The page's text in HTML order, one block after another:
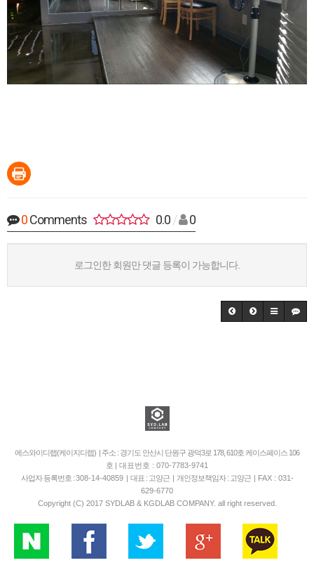
0Comments 0.0/ 0
로그인한 회원만 댓글 등록이 가능합니다.
에스와이디랩(케이지디랩) | 주소 : 경기도 안산시 단원구 광덕3로 178, 610호 케이스페이스 106
호 | 대표번호 : 070-7783-9741
사업자 등록번호 :308-14-40859| 대표 : 고양근 | 개인정보책임자 : 고양근 |
FAX : 031-
629-6770
Copyright (C) 2017 SYDLAB & KGDLAB COMPANY. all right reserved.